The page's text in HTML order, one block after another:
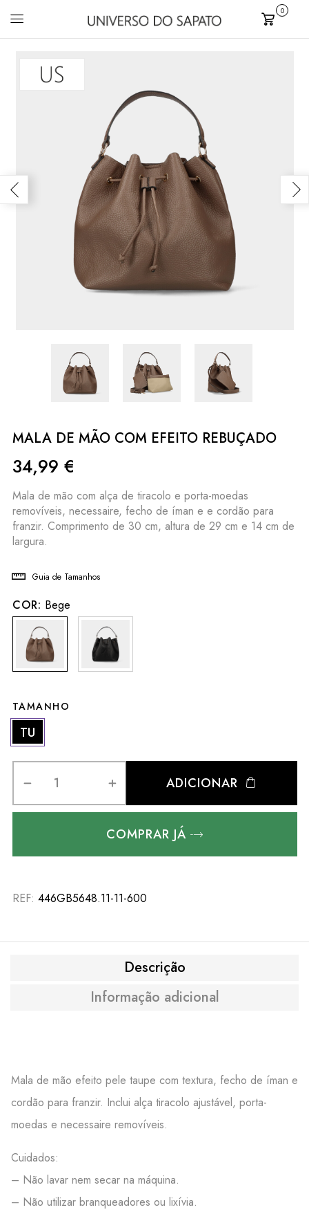
Carrinho
0
MALA DE MÃO COM EFEITO REBUÇADO
34,99 €
Mala de mão com alça de tiracolo e porta-moedas
removíveis, necessaire, fecho de íman e e cordão para
franzir. Comprimento de 30 cm, altura de 29 cm e 14 cm de
largura.
Guia de Tamanhos
COR: Bege
TAMANHO
TU
ADICIONAR
COMPRAR JÁ
REF: 446GB5648.11-11-600
Descrição
Informação adicional
Mala de mão efeito pele taupe com textura, fecho de íman e
cordão para franzir. Inclui alça tiracolo ajustável, porta-
moedas e necessaire removíveis.
Cuidados:
– Não lavar nem secar na máquina.
– Não utilizar branqueadores ou lixívia.